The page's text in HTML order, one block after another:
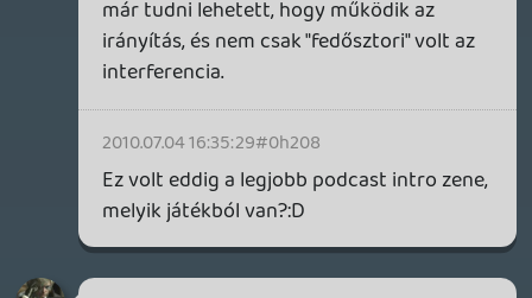
Ez jól esett! 🙂
sigmavirus1
2010.07.04 08:09:06
"Általában az volt az emberek baja, hogy
csak mélység van benne, úgy meg nem az
igazi. "
nemazért, de ez a mondat mit jelent?